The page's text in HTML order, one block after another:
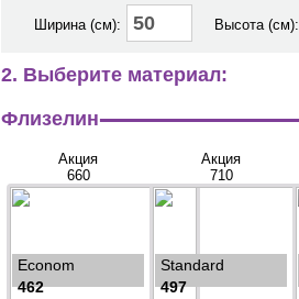
Ширина (см): Высота (см):
2. Выберите материал:
Флизелин
Акция
660
Econom
462
Акция
710
Standard
497